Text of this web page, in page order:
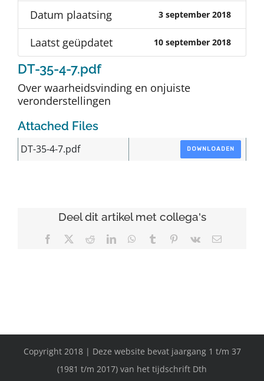
Datum plaatsing 3 september 2018
Laatst geüpdatet 10 september 2018
DT-35-4-7.pdf
Over waarheidsvinding en onjuiste
veronderstellingen
Attached Files
DT-35-4-7.pdf DOWNLOADEN
Deel dit artikel met collega's
Facebook RedditLinkedInWhatsApp
Tumblr Pinterest
Vk
E-
Copyright 2018 | Deze website bevat jaargang 1 t/m 37
(1981 t/m 2017) van het tijdschrift Dth